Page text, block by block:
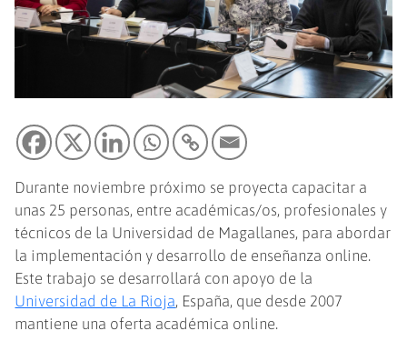
Durante noviembre próximo se proyecta capacitar a
unas 25 personas, entre académicas/os, profesionales y
técnicos de la Universidad de Magallanes, para abordar
la implementación y desarrollo de enseñanza online.
Este trabajo se desarrollará con apoyo de la
Universidad de La Rioja, España, que desde 2007
mantiene una oferta académica online.